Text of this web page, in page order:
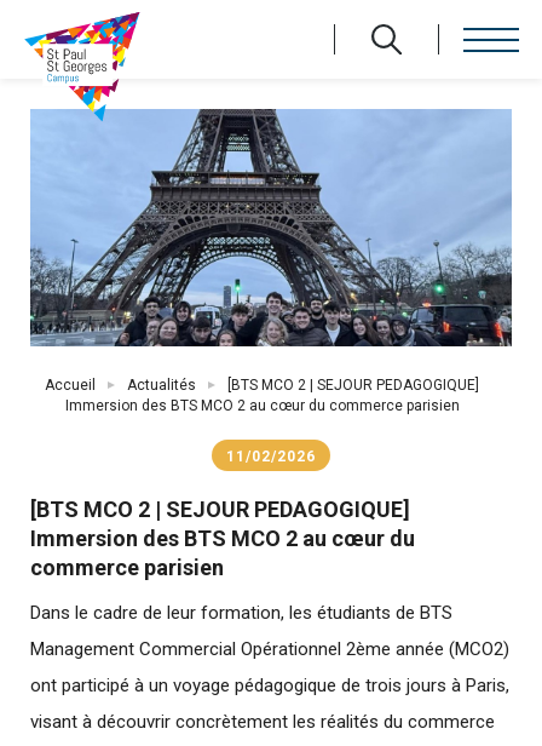
Fil
d'Ariane
Accueil Actualités
[BTS MCO 2 | SEJOUR PEDAGOGIQUE]
Immersion des BTS MCO 2 au cœur du commerce parisien
11/02/2026
[BTS MCO 2 | SEJOUR PEDAGOGIQUE]
Immersion des BTS MCO 2 au cœur du
commerce parisien
Dans le cadre de leur formation, les étudiants de BTS
Management Commercial Opérationnel 2ème année (MCO2)
ont participé à un voyage pédagogique de trois jours à Paris,
visant à découvrir concrètement les réalités du commerce